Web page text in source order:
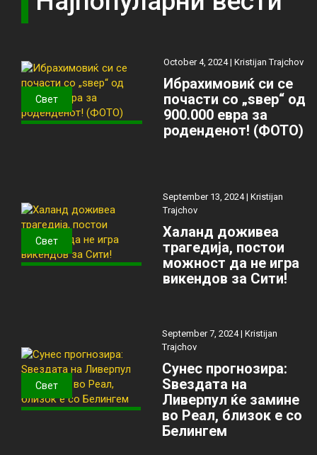
Свет
October 4, 2024 |Kristijan Trajchov
Ибрахимовиќ си се
почасти со „ѕвер“ од
900.000 евра за
роденденот! (ФОТО)
Свет
September 13, 2024 |Kristijan
Trajchov
Халанд доживеа
трагедија, постои
можност да не игра
викендов за Сити!
Свет
September 7, 2024 |Kristijan
Trajchov
Сунес прогнозира:
Ѕвездата на
Ливерпул ќе замине
во Реал, близок е со
Белингем